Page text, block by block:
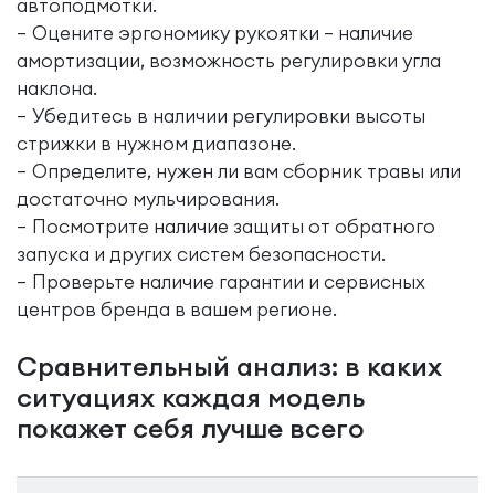
автоподмотки.
Оцените эргономику рукоятки – наличие
амортизации, возможность регулировки угла
наклона.
Убедитесь в наличии регулировки высоты
стрижки в нужном диапазоне.
Определите, нужен ли вам сборник травы или
достаточно мульчирования.
Посмотрите наличие защиты от обратного
запуска и других систем безопасности.
Проверьте наличие гарантии и сервисных
центров бренда в вашем регионе.
Сравнительный анализ: в каких
ситуациях каждая модель
покажет себя лучше всего